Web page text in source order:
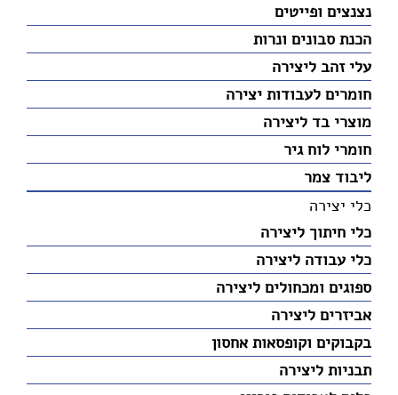
נצנצים ופייטים
הכנת סבונים ונרות
עלי זהב ליצירה
חומרים לעבודות יצירה
מוצרי בד ליצירה
חומרי לוח גיר
ליבוד צמר
כלי יצירה
כלי חיתוך ליצירה
כלי עבודה ליצירה
ספוגים ומכחולים ליצירה
אביזרים ליצירה
בקבוקים וקופסאות אחסון
תבניות ליצירה